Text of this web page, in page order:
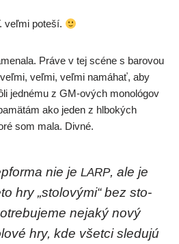
veľ­mi poteší.
Práve v tej scé­ne s baro­vou
veľ­mi, veľ­mi namá­hať, aby
jed­né­mu z GM-ových mono­ló­gov
ako jeden z hlbo­kých
som mala. Divné.
nie je LARP, ale je
hry „sto­lo­vý­mi“ bez sto­
neja­ký nový
hry, kde všet­ci sle­du­jú